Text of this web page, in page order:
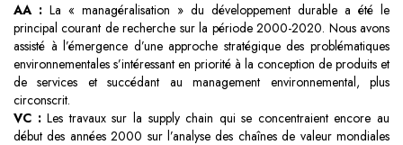
AA : La « managéralisation » du développement durable a été le
principal courant de recherche sur la période 2000-2020. Nous avons
assisté à l’émergence d’une approche stratégique des problématiques
environnementales s’intéressant en priorité à la conception de produits et
de services et succédant au management environnemental, plus
circonscrit.
VC :Les travaux sur la supply chain qui se concentraient encore au
début des années 2000 sur l’analyse des chaînes de valeur mondiales